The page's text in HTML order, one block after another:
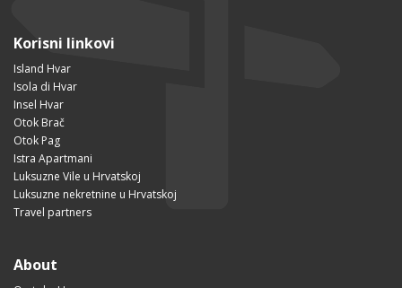
Korisni linkovi
Island Hvar
Isola di Hvar
Insel Hvar
Otok Brač
Otok Pag
Istra Apartmani
Luksuzne Vile u Hrvatskoj
Luksuzne nekretnine u Hrvatskoj
Travel partners
About